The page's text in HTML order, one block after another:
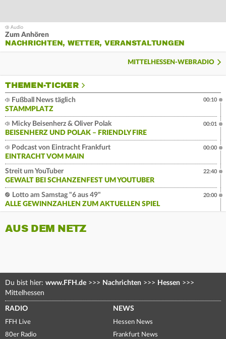
Zum Anhören
NACHRICHTEN, WETTER, VERANSTALTUNGEN
MITTELHESSEN-WEBRADIO
THEMEN-TICKER
Fußball News täglich
STAMMPLATZ
00:10
Micky Beisenherz & Oliver Polak
BEISENHERZ UND POLAK – FRIENDLY FIRE
00:01
Podcast von Eintracht Frankfurt
EINTRACHT VOM MAIN
00:00
Streit um YouTuber
GEWALT BEI SCHANZENFEST UM YOUTUBER
22:40
Lotto am Samstag "6 aus 49"
ALLE GEWINNZAHLEN ZUM AKTUELLEN SPIEL
20:00
AUS DEM NETZ
Du bist hier: www.FFH.de >>> Nachrichten >>> Hessen >>>
Mittelhessen
RADIO
FFH Live
80er Radio
NEWS
Hessen News
Frankfurt News